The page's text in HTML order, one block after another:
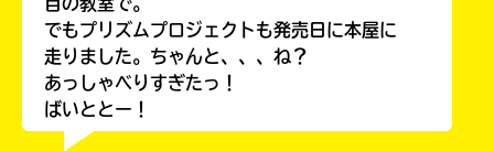
目の教室で。
でもプリズムプロジェクトも発売日に本屋に
走りました。ちゃんと、、、ね？
あっしゃべりすぎたっ！
ばいととー！